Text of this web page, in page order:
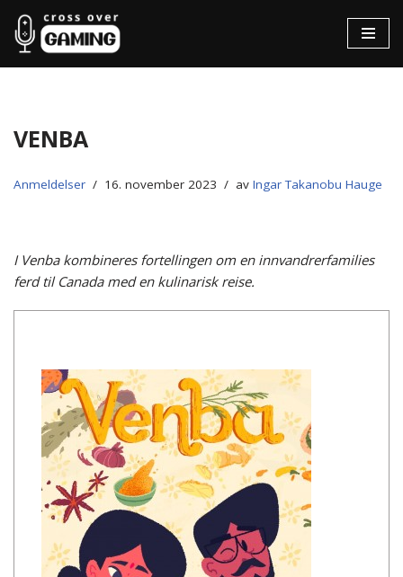
Hopp
til
Venba
Anmeldelser 16. november 2023 av Ingar Takanobu Hauge
I Venba kombineres fortellingen om en innvandrerfamilies
ferd til Canada med en kulinarisk reise.